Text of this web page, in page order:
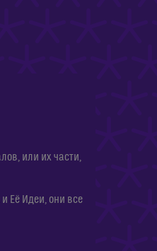
или их части,
Её Идеи, они все